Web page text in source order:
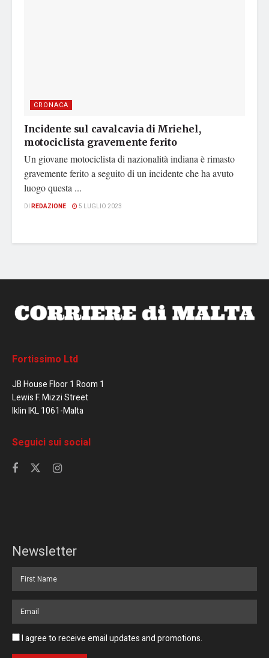
CRONACA
Incidente sul cavalcavia di Mriehel,
motociclista gravemente ferito
Un giovane motociclista di nazionalità indiana è rimasto
gravemente ferito a seguito di un incidente che ha avuto
luogo questa ...
DI REDAZIONE 5 LUGLIO 2023
Fortissimo Ltd
JB House Floor 1 Room 1
Lewis F. Mizzi Street
Iklin IKL 1061-Malta
Seguici sui social
Newsletter
I agree to receive email updates and promotions.